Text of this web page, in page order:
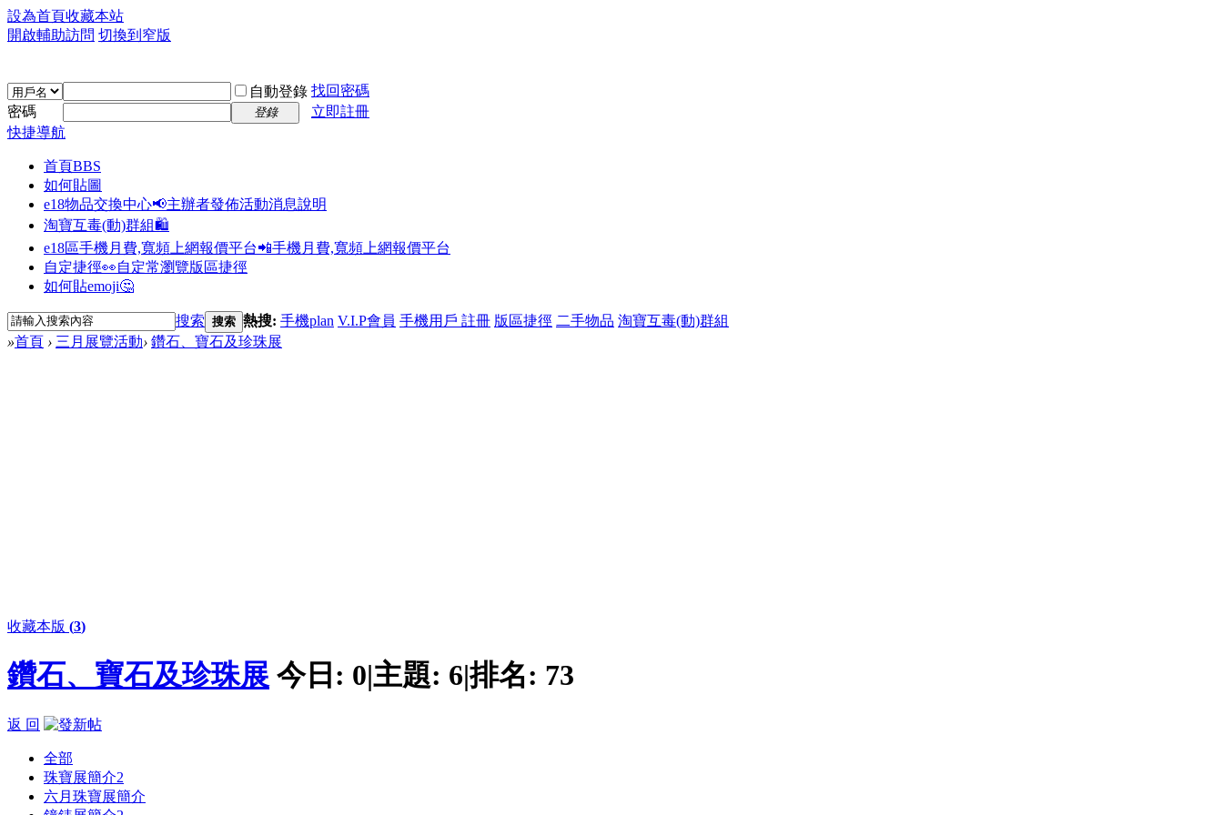
設為首頁收藏本站
開啟輔助訪問 切換到窄版
自動登錄 找回密碼
密碼
登錄
立即註冊
快捷導航
首頁BBS
如何貼圖
e18物品交換中心📢主辦者發佈活動消息說明
淘寶互毒(動)群組🛍️
e18區手機月費,寬頻上網報價平台📲手機月費,寬頻上網報價平台
自定捷徑👀自定常瀏覽版區捷徑
如何貼emoji🤔
搜索 搜索 熱搜: 手機plan V.I.P會員 手機用戶 註冊 版區捷徑 二手物品 淘寶互毒(動)群組
»首頁 › 三月展覽活動› 鑽石、寶石及珍珠展
收藏本版 (3)
鑽石、寶石及珍珠展 今日: 0|主題: 6|排名: 73
返 回
全部
珠寶展簡介2
六月珠寶展簡介